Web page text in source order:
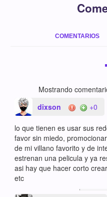
COMENTARIOS
Mostrando
dixson
+0
lo que tienen es usar sus
favor sin miedo,
de mi villano favorito y de
estrenan una pelicula y ya
asi hay que hacer corto
etc